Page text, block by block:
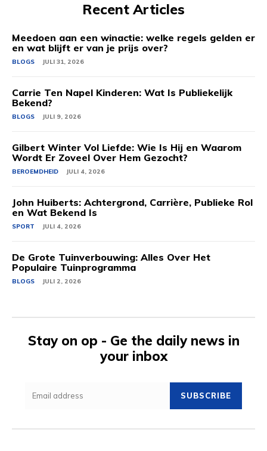
Recent Articles
Meedoen aan een winactie: welke regels gelden er
en wat blijft er van je prijs over?
BLOGS JULI 31, 2026
Carrie Ten Napel Kinderen: Wat Is Publiekelijk
Bekend?
BLOGS JULI 9, 2026
Gilbert Winter Vol Liefde: Wie Is Hij en Waarom
Wordt Er Zoveel Over Hem Gezocht?
BEROEMDHEID JULI 4, 2026
John Huiberts: Achtergrond, Carrière, Publieke Rol
en Wat Bekend Is
SPORT JULI 4, 2026
De Grote Tuinverbouwing: Alles Over Het
Populaire Tuinprogramma
BLOGS JULI 2, 2026
Stay on op - Ge the daily news in
your inbox
SUBSCRIBE